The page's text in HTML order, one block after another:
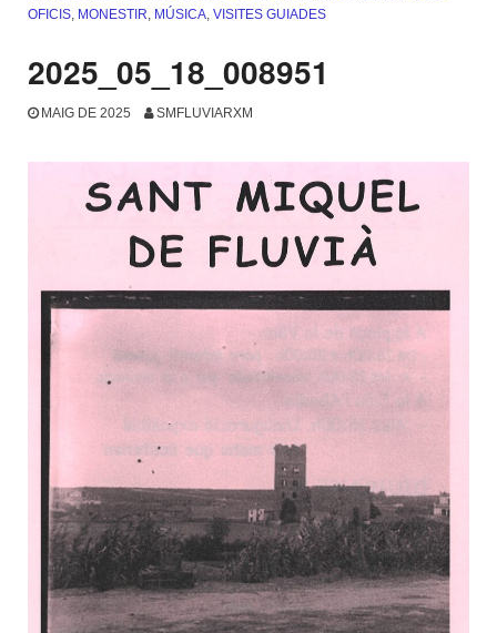
OFICIS MONESTIR MÚSICA VISITES GUIADES
2025_05_18_008951
MAIG DE 2025 SMFLUVIARXM